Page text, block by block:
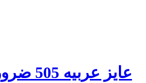
عايز عربيه 505 ضروري